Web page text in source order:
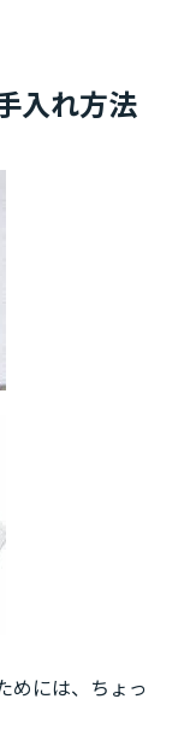
入れ方法
めには、ちょっ